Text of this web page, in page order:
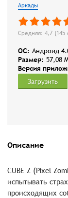
Аркады
Средняя: 4,7 (145
OC: Андроид
Размер: 57,08
Версия
Загрузить
Описание
CUBE Z (Pixel
испытывать
происходящих